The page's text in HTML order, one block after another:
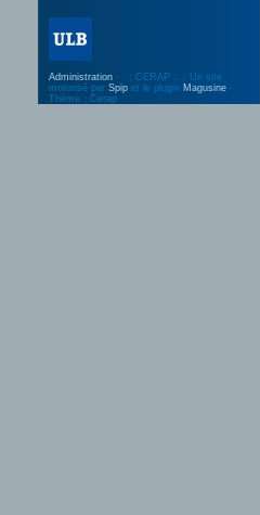
Administration - . : CERAP :. : Un site
motorisé par Spip et le plugin Magusine -
Thème : Cerap